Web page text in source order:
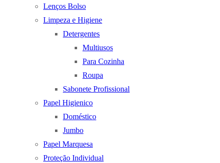
Lenços Bolso
Limpeza e Higiene
Detergentes
Multiusos
Para Cozinha
Roupa
Sabonete Profissional
Papel Higienico
Doméstico
Jumbo
Papel Marquesa
Proteção Individual